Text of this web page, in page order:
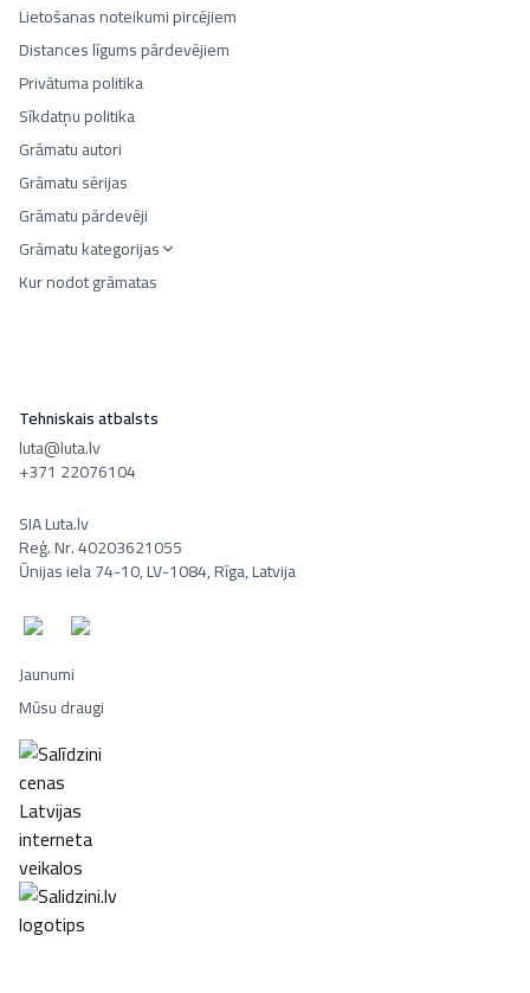
Lietošanas noteikumi pircējiem
Distances līgums pārdevējiem
Privātuma politika
Sīkdatņu politika
Grāmatu autori
Grāmatu sērijas
Grāmatu pārdevēji
Grāmatu kategorijas
Kur nodot grāmatas
Tehniskais atbalsts
luta@luta.lv
+371 22076104
SIA Luta.lv
Reģ. Nr. 40203621055
Ūnijas iela 74-10, LV-1084, Rīga, Latvija
Jaunumi
Mūsu draugi